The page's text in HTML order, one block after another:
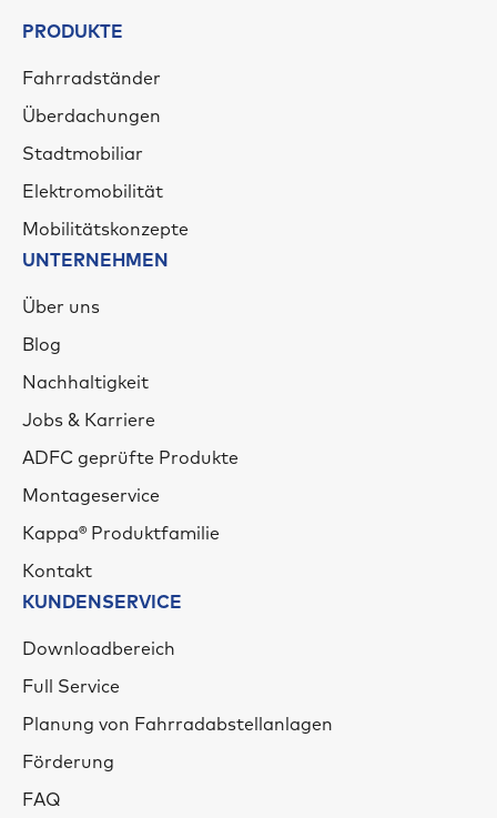
PRODUKTE
Fahrradständer
Überdachungen
Stadtmobiliar
Elektromobilität
Mobilitätskonzepte
UNTERNEHMEN
Über uns
Blog
Nachhaltigkeit
Jobs & Karriere
ADFC geprüfte Produkte
Montageservice
Kappa® Produktfamilie
Kontakt
KUNDENSERVICE
Downloadbereich
Full Service
Planung von Fahrradabstellanlagen
Förderung
FAQ